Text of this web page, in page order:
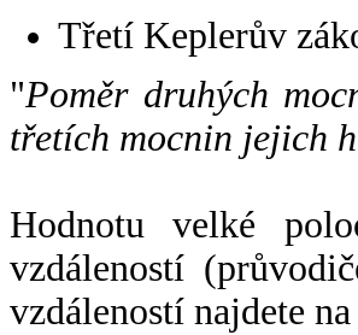
Třetí Keplerův
"Poměr druhých
třetích mocnin jejich
Hodnotu velké
vzdáleností
vzdáleností najdete